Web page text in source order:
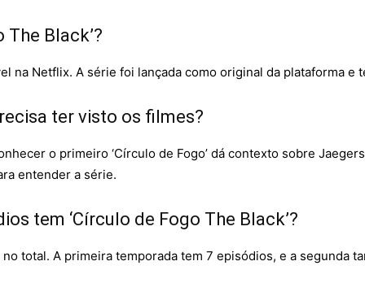
The Black’?
na Netflix. A série foi lançada como original da plataforma e
ter visto os filmes?
o primeiro ‘Círculo de Fogo’ dá contexto sobre
entender a série.
tem ‘Círculo de Fogo The Black’?
total. A primeira temporada tem 7 episódios, e a segunda